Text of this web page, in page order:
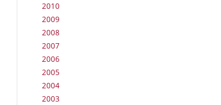
2010
2009
2008
2007
2006
2005
2004
2003